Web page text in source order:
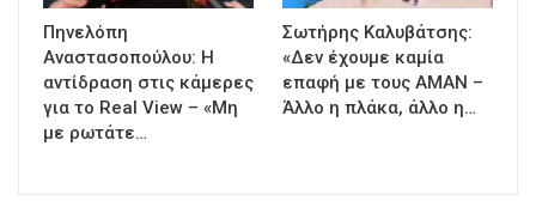
Πηνελόπη
Αναστασοπούλου: Η
αντίδραση στις κάμερες
για το Real View – «Μη
με ρωτάτε…
Σωτήρης Καλυβάτσης:
«Δεν έχουμε καμία
επαφή με τους ΑΜΑΝ –
Άλλο η πλάκα, άλλο η…